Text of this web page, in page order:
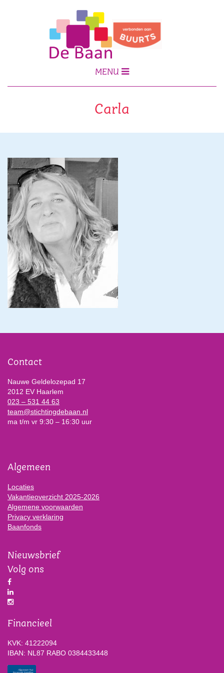
MENU
Carla
Contact
Nauwe Geldelozepad 17
2012 EV Haarlem
023 – 531 44 63
team@stichtingdebaan.nl
ma t/m vr 9:30 – 16:30 uur
Algemeen
Locaties
Vakantieoverzicht 2025-2026
Algemene voorwaarden
Privacy verklaring
Baanfonds
Nieuwsbrief
Volg ons
Financieel
KVK: 41222094
IBAN: NL87 RABO 0384433448